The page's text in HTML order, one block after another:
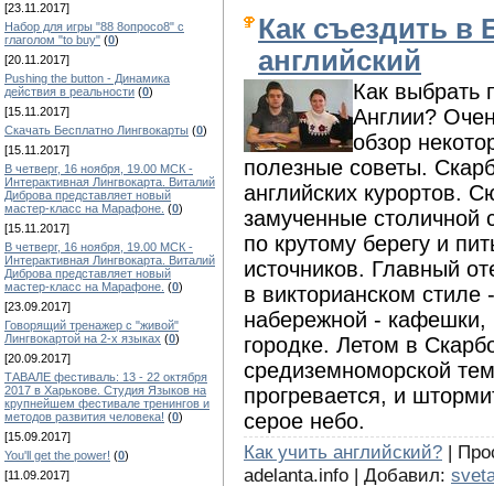
[23.11.2017]
Набор для игры "88 8опросо8" с
глаголом "to buy" (0)
[20.11.2017]
Pushing the button - Динамика
действия в реальности (0)
[15.11.2017]
Скачать Бесплатно Лингвокарты (0)
[15.11.2017]
В четверг, 16 ноября, 19.00 МСК -
Интерактивная Лингвокарта. Виталий
Диброва представляет новый
мастер-класс на Марафоне. (0)
[15.11.2017]
В четверг, 16 ноября, 19.00 МСК -
Интерактивная Лингвокарта. Виталий
Диброва представляет новый
мастер-класс на Марафоне. (0)
[23.09.2017]
Говорящий тренажер с "живой"
Лингвокартой на 2-х языках (0)
[20.09.2017]
ТАВАЛЕ фестиваль: 13 - 22 октября
2017 в Харькове. Студия Языков на
крупнейшем фестивале тренингов и
методов развития человека! (0)
[15.09.2017]
You'll get the power! (0)
[11.09.2017]
Как съездить в
английский
Как выбрать
Англии?
обзор
полезные советы.
английских курортов.
замученные столичной
по крутому берегу и
источников. Главный
в викторианском
набережной -
городке. Летом в
средиземноморской
прогревается, и
серое небо.
Как учить английский? |
adelanta.info | Добавил: